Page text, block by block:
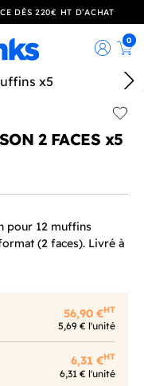
DÈS 220€ HT D’ACHAT
0
2 FACES x5
pour 12 muffins
(2 faces). Livré à
56,90 €HT
5,69 € l'unité
6,31 €HT
6,31 € l'unité